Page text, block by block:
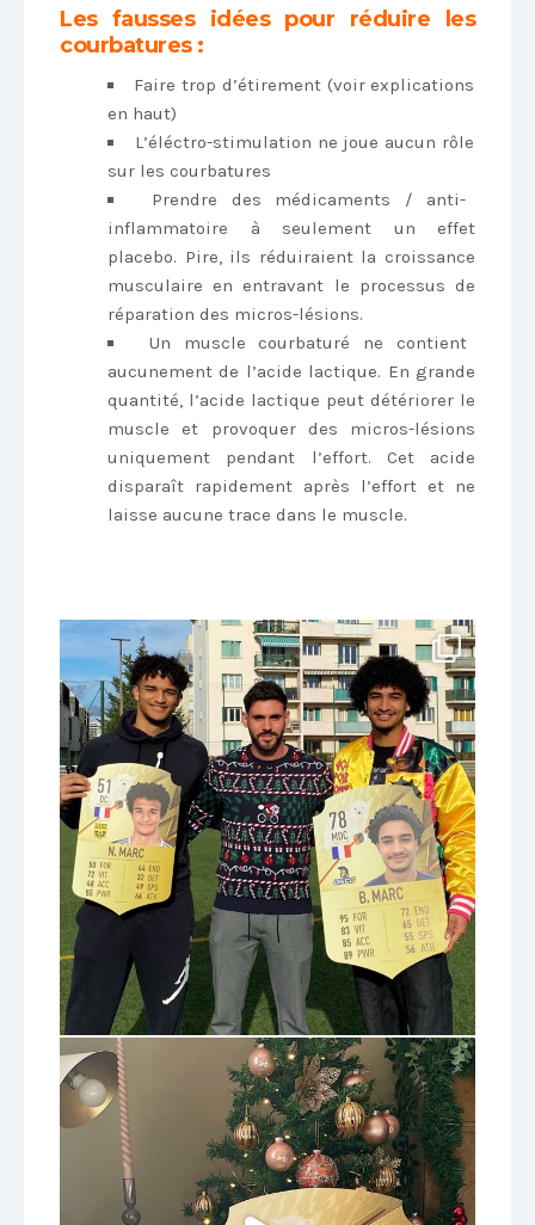
Les fausses idées pour réduire les
courbatures :
Faire trop d’étirement (voir explications
en haut)
L’éléctro-stimulation ne joue aucun rôle
sur les courbatures
Prendre des médicaments / anti-
inflammatoire à seulement un effet
placebo. Pire, ils réduiraient la croissance
musculaire en entravant le processus de
réparation des micros-lésions.
Un muscle courbaturé ne contient
aucunement de l’acide lactique. En grande
quantité, l’acide lactique peut détériorer le
muscle et provoquer des micros-lésions
uniquement pendant l’effort. Cet acide
disparaît rapidement après l’effort et ne
laisse aucune trace dans le muscle.